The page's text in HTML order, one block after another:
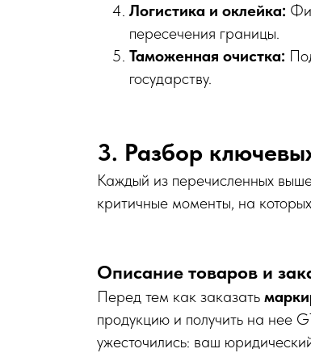
Логистика и оклейка:
пересечения границы.
Таможенная очистка:
государству.
3. Разбор
Каждый из перечисленных
критичные моменты, на
Описание товаров и
Перед тем как заказать
продукцию и получить на нее
ужесточились: ваш